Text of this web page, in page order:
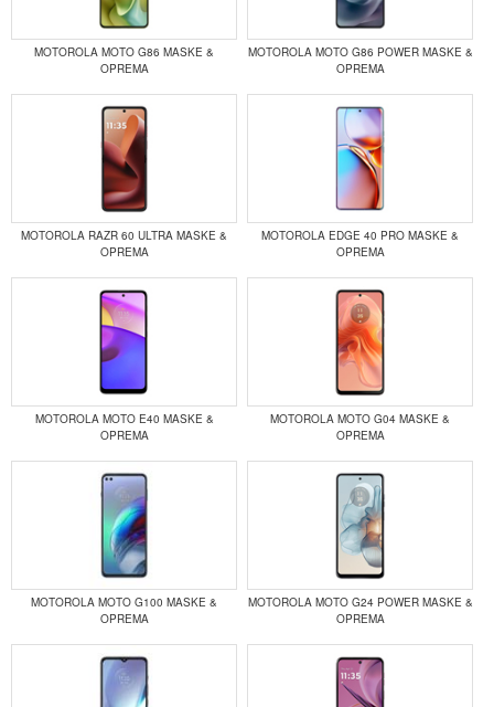
MOTOROLA MOTO G86 MASKE &
OPREMA
MOTOROLA MOTO G86 POWER MASKE &
OPREMA
MOTOROLA RAZR 60 ULTRA MASKE &
OPREMA
MOTOROLA EDGE 40 PRO MASKE &
OPREMA
MOTOROLA MOTO E40 MASKE &
OPREMA
MOTOROLA MOTO G04 MASKE &
OPREMA
MOTOROLA MOTO G100 MASKE &
OPREMA
MOTOROLA MOTO G24 POWER MASKE &
OPREMA